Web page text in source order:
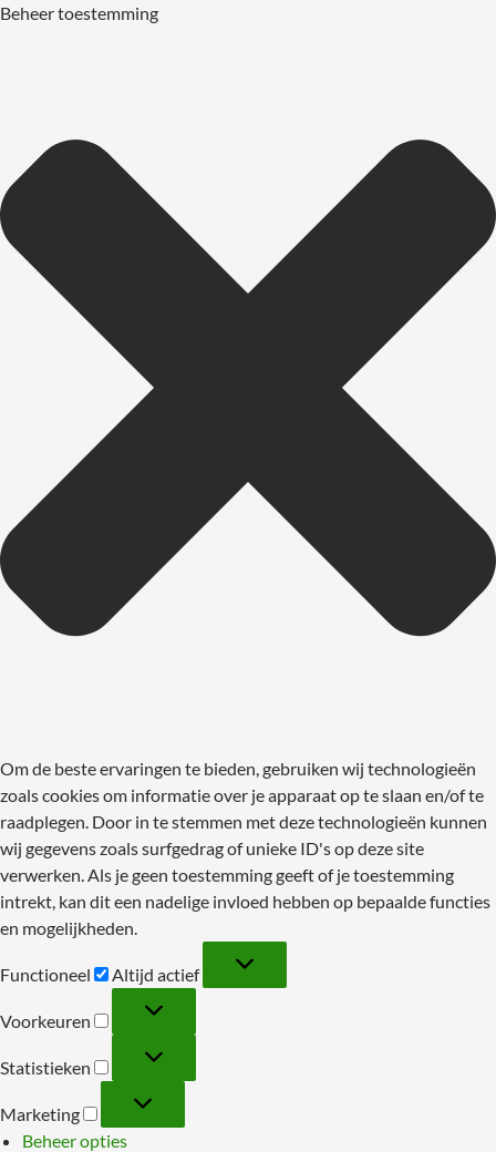
Beheer toestemming
Om de beste ervaringen te bieden, gebruiken wij technologieën
zoals cookies om informatie over je apparaat op te slaan en/of te
raadplegen. Door in te stemmen met deze technologieën kunnen
wij gegevens zoals surfgedrag of unieke ID's op deze site
verwerken. Als je geen toestemming geeft of je toestemming
intrekt, kan dit een nadelige invloed hebben op bepaalde functies
en mogelijkheden.
Functioneel
Altijd actief
Voorkeuren
Statistieken
Marketing
Beheer opties